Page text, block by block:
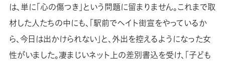
は、単に「心の傷つき」という問題に留まりません。これまで取
材した人たちの中にも、「駅前でヘイト街宣をやっているか
ら、今日は出かけられない」と、外出を控えるようになった女
性がいました。凄まじいネット上の差別書込を受け、「子ども